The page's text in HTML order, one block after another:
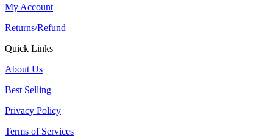
My Account
Returns/Refund
Quick Links
About Us
Best Selling
Privacy Policy
Terms of Services